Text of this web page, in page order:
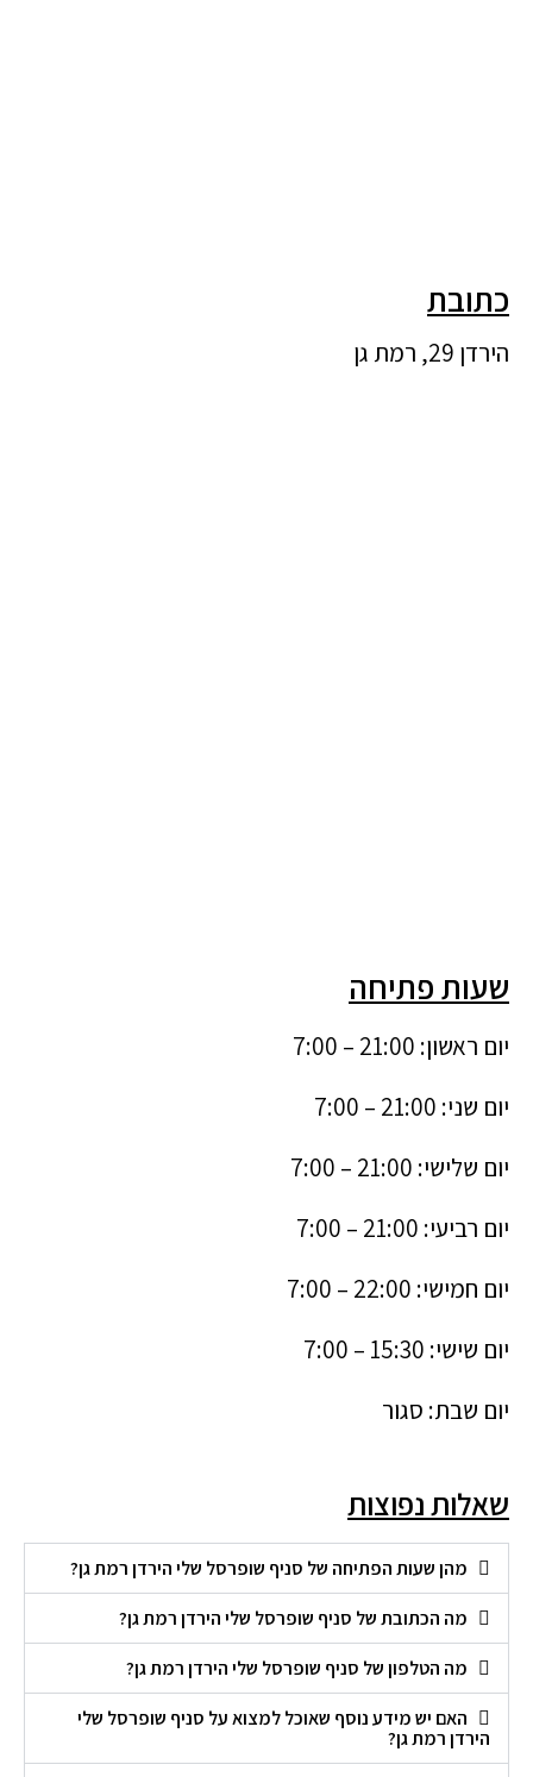
כתובת
הירדן 29, רמת גן
שעות פתיחה
יום ראשון: 21:00 – 7:00
יום שני: 21:00 – 7:00
יום שלישי: 21:00 – 7:00
יום רביעי: 21:00 – 7:00
יום חמישי: 22:00 – 7:00
יום שישי: 15:30 – 7:00
יום שבת: סגור
שאלות נפוצות
מהן שעות הפתיחה של סניף שופרסל שלי הירדן רמת גן?
מה הכתובת של סניף שופרסל שלי הירדן רמת גן?
מה הטלפון של סניף שופרסל שלי הירדן רמת גן?
האם יש מידע נוסף שאוכל למצוא על סניף שופרסל שלי
הירדן רמת גן?